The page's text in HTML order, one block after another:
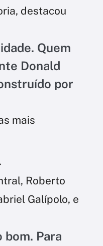
destacou
Quem
Donald
por
mais
Roberto
Galípolo, e
Para